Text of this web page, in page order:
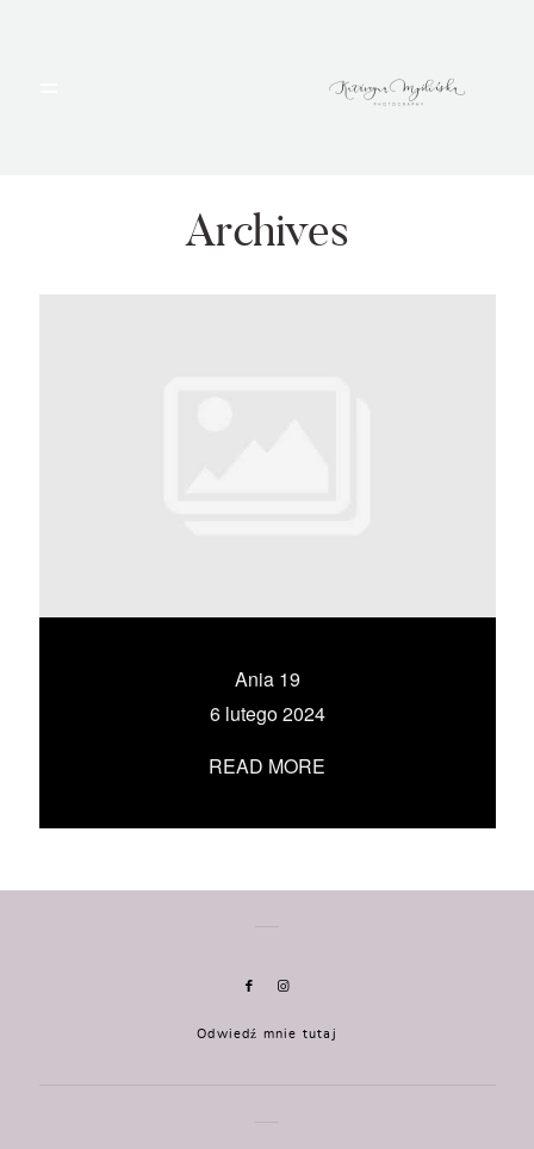
Archives
Ania 19
6 lutego 2024
READ MORE
PORTFOLIO
UMÓW SIĘ ZE MNĄ →
Odwiedź mnie tutaj